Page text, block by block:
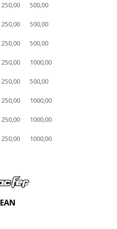
250,00 500,00
250,00 500,00
250,00 500,00
250,00 1000,00
250,00 500,00
250,00 1000,00
250,00 1000,00
250,00 1000,00
EAN